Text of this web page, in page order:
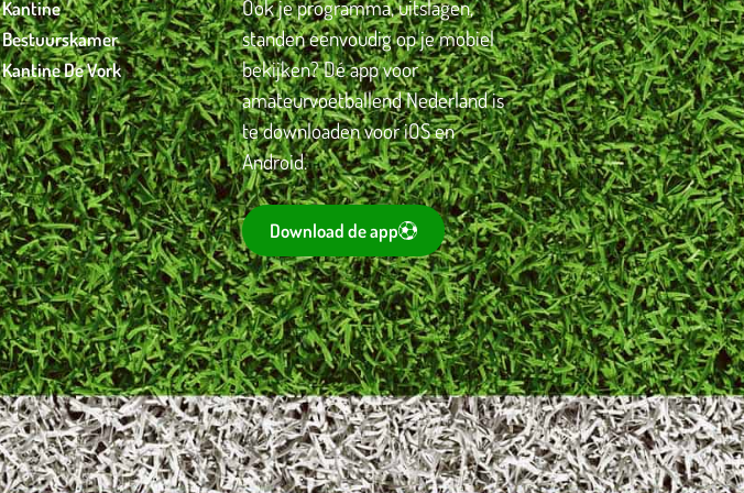
Kantine
Bestuurskamer
Kantine De Vork
Ook je programma, uitslagen,
standen eenvoudig op je mobiel
bekijken? Dé app voor
amateurvoetballend Nederland is
te downloaden voor iOS en
Android.
Download de app